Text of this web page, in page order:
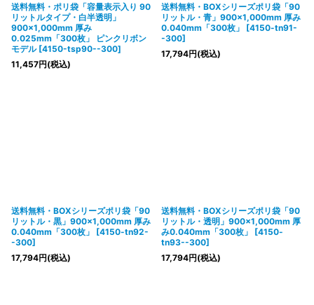
送料無料・ポリ袋「容量表示入り 90
リットルタイプ・白半透明」
900×1,000mm 厚み
0.025mm「300枚」 ピンクリボン
モデル [4150-tsp90--300]
11,457円(税込)
送料無料・BOXシリーズポリ袋「90
リットル・青」900×1,000mm 厚み
0.040mm「300枚」
[4150-tn91-
-300]
17,794円(税込)
送料無料・BOXシリーズポリ袋「90
リットル・黒」900×1,000mm 厚み
0.040mm「300枚」
[4150-tn92-
-300]
17,794円(税込)
送料無料・BOXシリーズポリ袋「90
リットル・透明」900×1,000mm 厚
み0.040mm「300枚」
[4150-
tn93--300]
17,794円(税込)